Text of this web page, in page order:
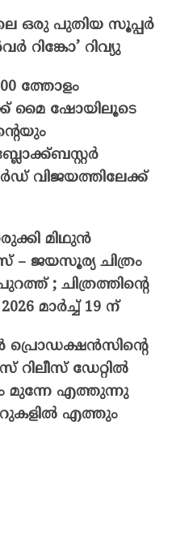
ഒരു പുതിയ സൂപ്പർ
റിങ്കോ’ റിവ്യു
ത്തോളം
മൈ ഷോയിലൂടെ
വിജയത്തിലേക്ക്
മിഥുൻ
ജയസൂര്യ ചിത്രം
; ചിത്രത്തിന്റെ
മാർച്ച് 19 ന്
ഡേറ്റിൽ
മുന്നേ എത്തുന്നു
എത്തും